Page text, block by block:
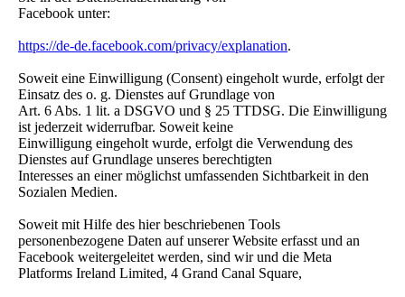
Facebook unter:
https://de-de.facebook.com/privacy/explanation.
Soweit eine Einwilligung (Consent) eingeholt wurde, erfolgt der
Einsatz des o. g. Dienstes auf Grundlage von
Art. 6 Abs. 1 lit. a DSGVO und § 25 TTDSG. Die Einwilligung
ist jederzeit widerrufbar. Soweit keine
Einwilligung eingeholt wurde, erfolgt die Verwendung des
Dienstes auf Grundlage unseres berechtigten
Interesses an einer möglichst umfassenden Sichtbarkeit in den
Sozialen Medien.
Soweit mit Hilfe des hier beschriebenen Tools
personenbezogene Daten auf unserer Website erfasst und an
Facebook weitergeleitet werden, sind wir und die Meta
Platforms Ireland Limited, 4 Grand Canal Square,